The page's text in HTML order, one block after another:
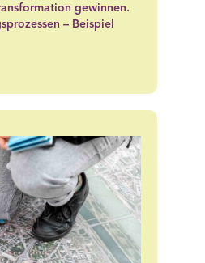
gewinnen.
– Beispiel